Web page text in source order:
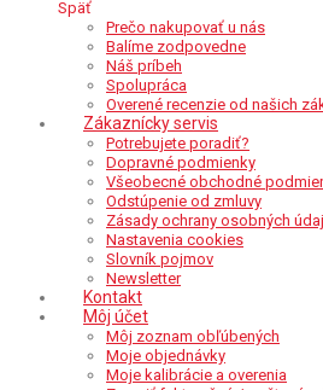
Späť
Prečo nakupovať u nás
Balíme zodpovedne
Náš príbeh
Spolupráca
Overené recenzie od našich
Zákaznícky servis
Potrebujete poradiť?
Dopravné podmienky
Všeobecné obchodné
Odstúpenie od zmluvy
Zásady ochrany osobných
Nastavenia cookies
Slovník pojmov
Newsletter
Kontakt
Môj účet
Môj zoznam obľúbených
Moje objednávky
Moje kalibrácie a overenia